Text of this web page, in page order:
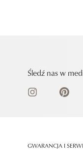
Śledź nas w
GWARANCJA I